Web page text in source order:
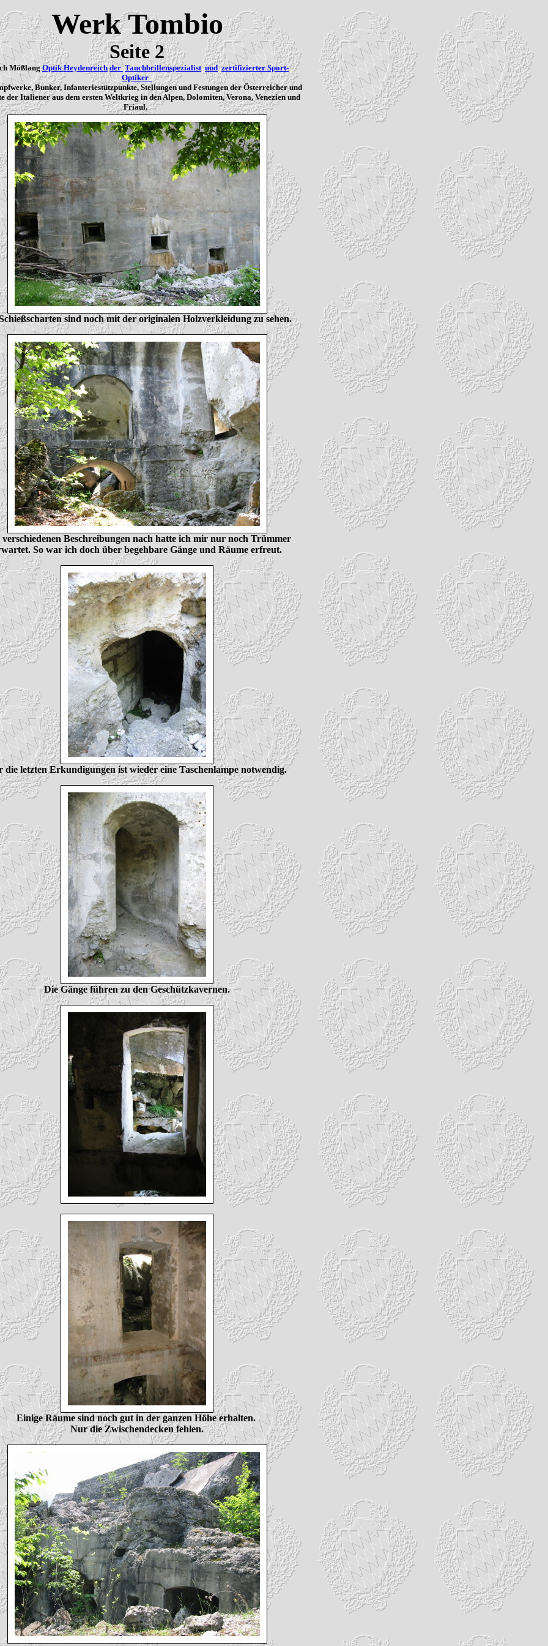
Werk Tombio
Seite 2
Mößlang Optik Heydenreich der Tauchbrillenspezialist und zertifizierter Sport-
Optiker
Bunker, Infanteriestützpunkte, Stellungen und Festungen der Österreicher und
der Italiener aus dem ersten Weltkrieg in den Alpen, Dolomiten, Verona, Venezien und
Friaul.
sind noch mit der originalen Holzverkleidung zu sehen.
verschiedenen Beschreibungen nach hatte ich mir nur noch Trümmer
So war ich doch über begehbare Gänge und Räume erfreut.
die letzten Erkundigungen ist wieder eine Taschenlampe notwendig.
Die Gänge führen zu den Geschützkavernen.
Einige Räume sind noch gut in der ganzen Höhe erhalten.
Nur die Zwischendecken fehlen.